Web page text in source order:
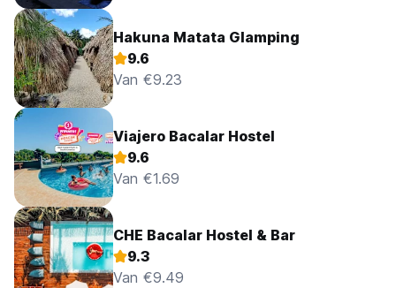
Hakuna Matata Glamping
9.6
Van €9.23
Viajero Bacalar Hostel
9.6
Van €1.69
CHE Bacalar Hostel & Bar
9.3
Van €9.49